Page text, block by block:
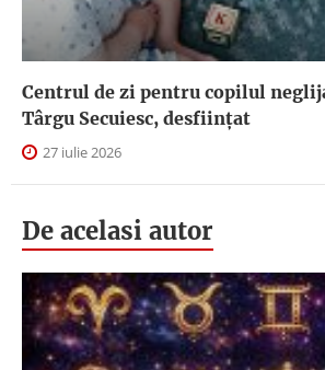
Centrul de zi pentru copilul
Târgu Secuiesc, desfiinţat
27 iulie 2026
De acelasi autor